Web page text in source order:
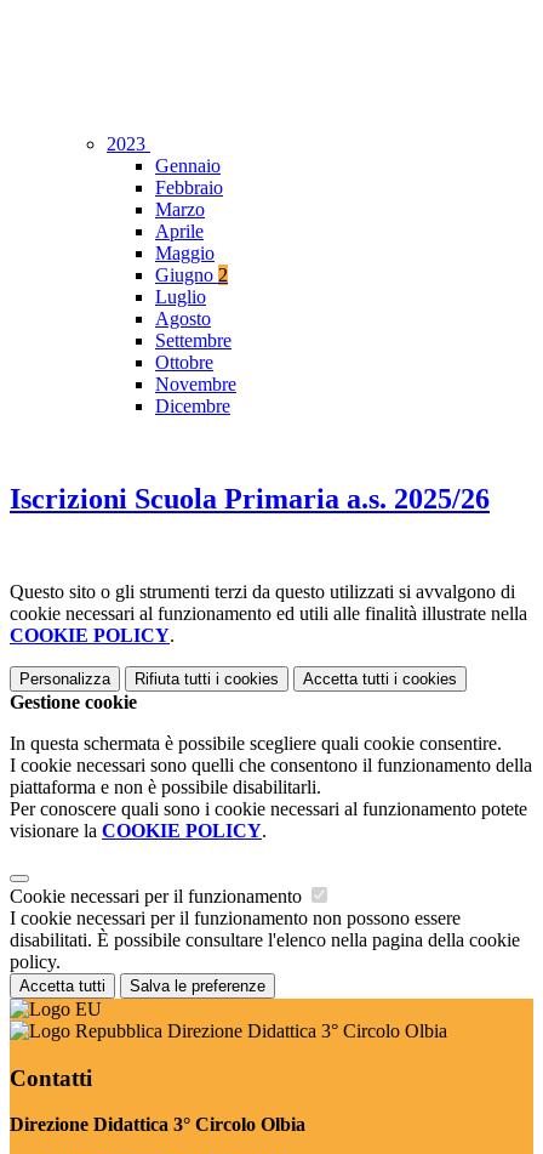
2023
Gennaio
Febbraio
Marzo
Aprile
Maggio
Giugno 2
Luglio
Agosto
Settembre
Ottobre
Novembre
Dicembre
Iscrizioni Scuola Primaria a.s. 2025/26
Questo sito o gli strumenti terzi da questo utilizzati si avvalgono di
cookie necessari al funzionamento ed utili alle finalità illustrate nella
COOKIE POLICY.
Personalizza Rifiuta tutti i cookies Accetta tutti i cookies
Gestione cookie
In questa schermata è possibile scegliere quali cookie consentire.
I cookie necessari sono quelli che consentono il funzionamento della
piattaforma e non è possibile disabilitarli.
Per conoscere quali sono i cookie necessari al funzionamento potete
visionare la COOKIE POLICY.
Cookie necessari per il funzionamento
I cookie necessari per il funzionamento non possono essere
disabilitati. È possibile consultare l'elenco nella pagina della cookie
policy.
Accetta tutti Salva le preferenze
Direzione Didattica 3° Circolo Olbia
Contatti
Direzione Didattica 3° Circolo Olbia